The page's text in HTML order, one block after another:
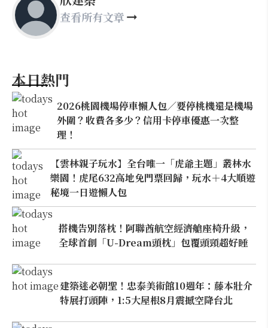
查看所有文章
本日熱門
2026桃園機場停車懶人包／要停桃機還是機場
外圍？收費各多少？信用卡停車優惠一次整
理！
【雲林親子玩水】全台唯一「虎爺主題」叢林水
樂園！虎尾632高地免門票回歸，玩水＋4大順遊
秘境一日遊懶人包
搭機告別落枕！阿聯酋航空經濟艙座椅升級，
全球首創「U-Dream頭枕」包覆頭頸超好睡
建築迷必朝聖！忠泰美術館10週年：藤本壯介
特展打頭陣，1:5大屋根8月震撼空降台北